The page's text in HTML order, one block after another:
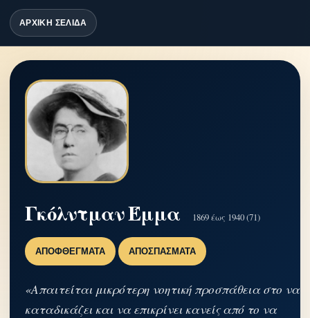
ΑΡΧΙΚΗ ΣΕΛΙΔΑ
Γκόλντμαν Έμμα 1869 έως 1940 (71)
ΑΠΟΦΘΈΓΜΑΤΑ ΑΠΟΣΠΆΣΜΑΤΑ
«Απαιτείται μικρότερη νοητική προσπάθεια στο να
καταδικάζει και να επικρίνει κανείς από το να